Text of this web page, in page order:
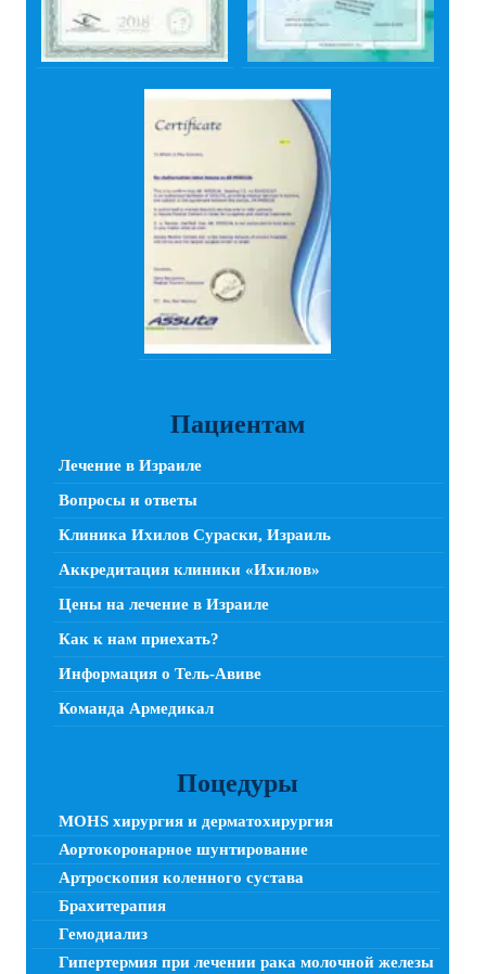
Пациентам
Лечение в Израиле
Вопросы и ответы
Клиника Ихилов Сураски, Израиль
Аккредитация клиники «Ихилов»
Цены на лечение в Израиле
Как к нам приехать?
Информация о Тель-Авиве
Команда Армедикал
Поцедуры
MOHS хирургия и дерматохирургия
Аортокоронарное шунтирование
Артроскопия коленного сустава
Брахитерапия
Гемодиализ
Гипертермия при лечении рака молочной железы